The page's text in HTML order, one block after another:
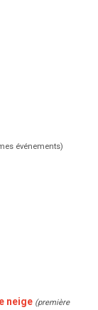
événements)
neige (première